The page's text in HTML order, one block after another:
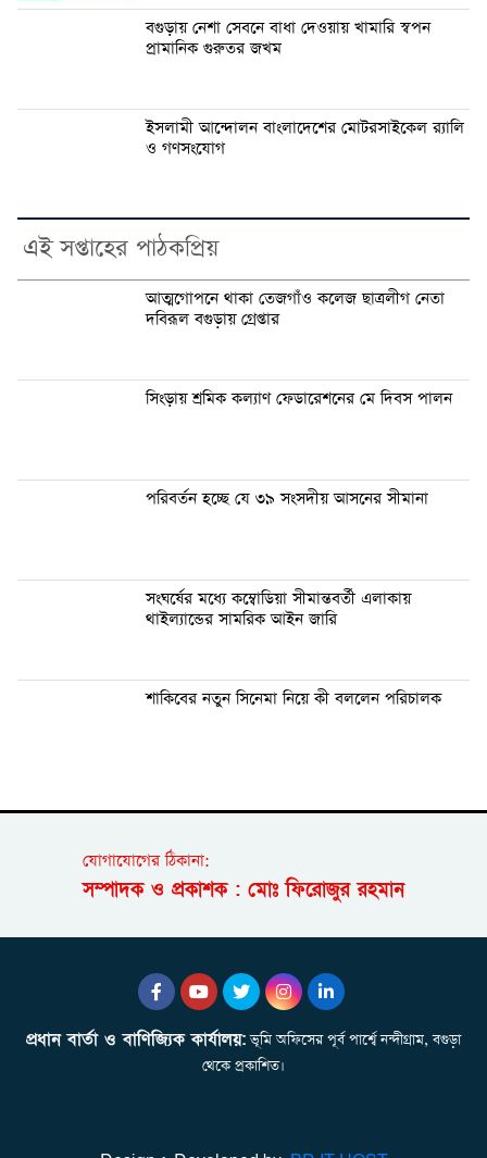
বগুড়ায় নেশা সেবনে বাধা দেওয়ায় খামারি স্বপন
প্রামানিক গুরুতর জখম
ইসলামী আন্দোলন বাংলাদেশের মোটরসাইকেল র‍্যালি
ও গণসংযোগ
এই সপ্তাহের পাঠকপ্রিয়
আত্মগোপনে থাকা তেজগাঁও কলেজ ছাত্রলীগ নেতা
দবিরূল বগুড়ায় গ্রেপ্তার
সিংড়ায় শ্রমিক কল্যাণ ফেডারেশনের মে দিবস পালন
পরিবর্তন হচ্ছে যে ৩৯ সংসদীয় আসনের সীমানা
সংঘর্ষের মধ্যে কম্বোডিয়া সীমান্তবর্তী এলাকায়
থাইল্যান্ডের সামরিক আইন জারি
শাকিবের নতুন সিনেমা নিয়ে কী বললেন পরিচালক
যোগাযোগের ঠিকানা:
সম্পাদক ও প্রকাশক : মোঃ ফিরোজুর রহমান
প্রধান বার্তা ও বাণিজ্যিক কার্যালয়:ভূমি অফিসের পূর্ব পার্শ্বে নন্দীগ্রাম, বগুড়া
থেকে প্রকাশিত।